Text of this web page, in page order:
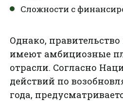
Сложности с
Однако,
имеют амбициозные
отрасли. Согласно
действий по
года,